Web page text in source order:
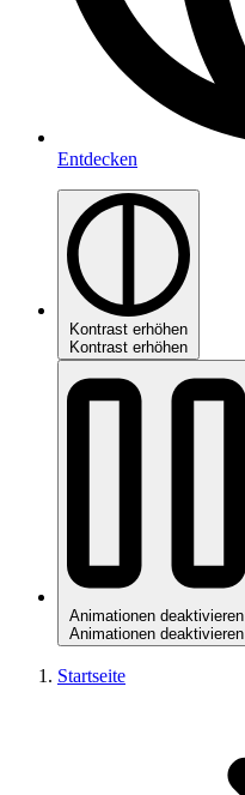
Entdecken
Kontrast erhöhen
Kontrast erhöhen
Animationen deaktivieren
Animationen deaktivieren
Startseite